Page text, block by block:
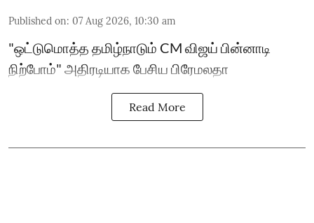
Published on: 07 Aug 2026, 10:30 am
"ஒட்டுமொத்த தமிழ்நாடும் CM விஜய் பின்னாடி
நிற்போம்" அதிரடியாக பேசிய பிரேமலதா
Read More